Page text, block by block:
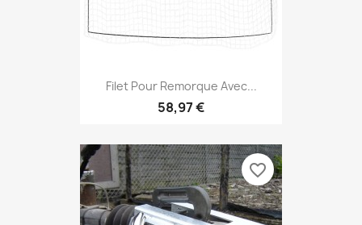
Filet Pour Remorque Avec...
58,97 €
favorite_border